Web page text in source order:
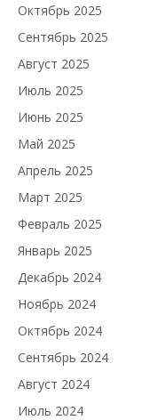
Октябрь 2025
Сентябрь 2025
Август 2025
Июль 2025
Июнь 2025
Май 2025
Апрель 2025
Март 2025
Февраль 2025
Январь 2025
Декабрь 2024
Ноябрь 2024
Октябрь 2024
Сентябрь 2024
Август 2024
Июль 2024